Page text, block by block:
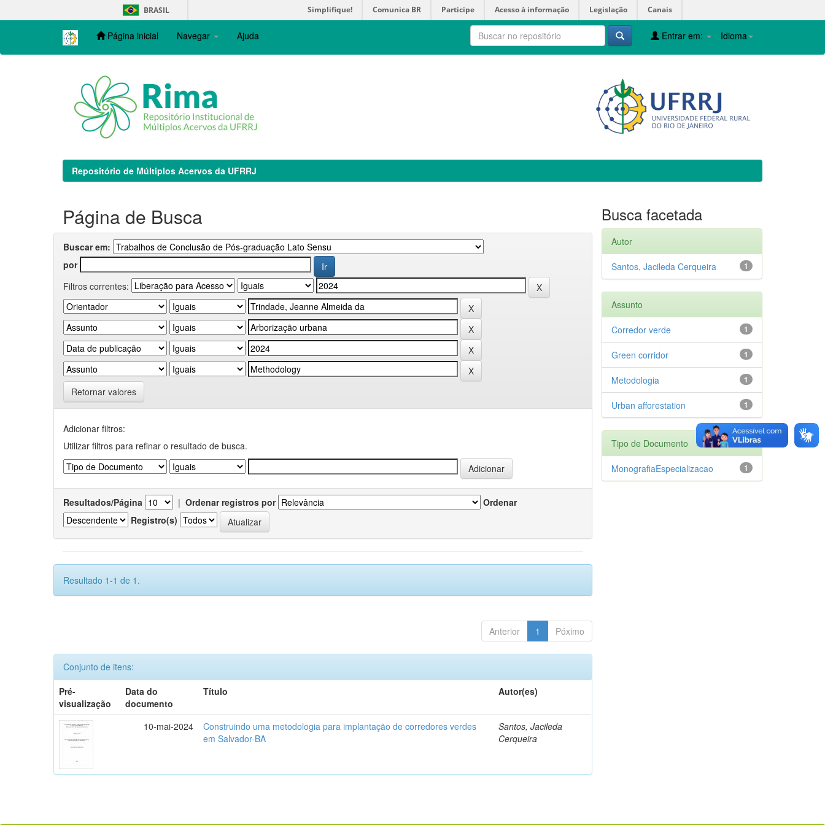
navigation
BRASIL Simplifique! Comunica BR Participe Acesso à informação Legislação Canais
Página inicial Navegar Ajuda Idioma
Entrar em:
Repositório de Múltiplos Acervos da UFRRJ
Página de Busca
Buscar em:
por
Filtros correntes:
Retornar valores
Adicionar filtros:
Utilizar filtros para refinar o resultado de busca.
Resultados/Página | Ordenar registros por
Ordenar
Registro(s)
Resultado 1-1 de 1.
Anterior 1 Póximo
Conjunto de itens:
Pré-
visualização
Data do
documento
Título Autor(es)
10-mai-2024
Construindo uma metodologia para implantação de corredores verdes
em Salvador-BA
Santos, Jacileda
Cerqueira
Busca facetada
Autor
1
Santos, Jacileda Cerqueira
Assunto
1
Corredor verde
1
Green corridor
1
Metodologia
1
Urban afforestation
Tipo de Documento
1
MonografiaEspecializacao